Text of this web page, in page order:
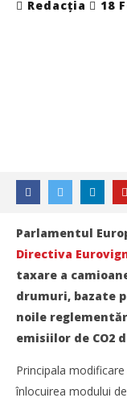
Redacția 18
Parlamentul
Directiva
taxare a
drumuri, bazate
noile
emisiilor de
Principala
înlocuirea modului